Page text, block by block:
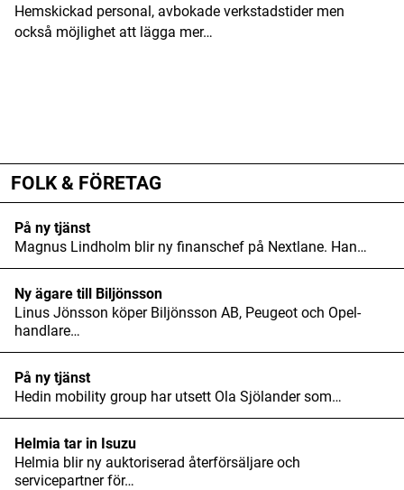
Hemskickad personal, avbokade verkstadstider men
också möjlighet att lägga mer…
FOLK & FÖRETAG
På ny tjänst
Magnus Lindholm blir ny finanschef på Nextlane. Han…
Ny ägare till Biljönsson
Linus Jönsson köper Biljönsson AB, Peugeot och Opel-
handlare…
På ny tjänst
Hedin mobility group har utsett Ola Sjölander som…
Helmia tar in Isuzu
Helmia blir ny auktoriserad återförsäljare och
servicepartner för…